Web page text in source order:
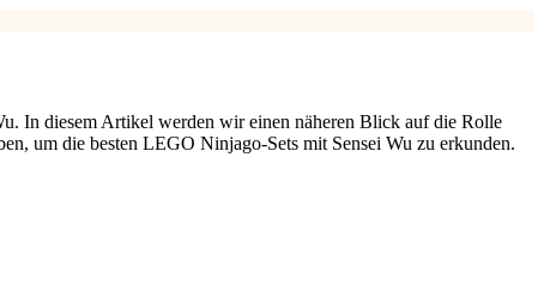
In diesem Artikel werden wir einen näheren Blick auf die Rolle
um die besten LEGO Ninjago-Sets mit Sensei Wu zu erkunden.